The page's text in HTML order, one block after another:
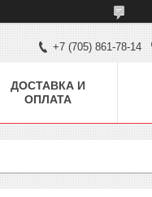
+7 (705) 861-78-14
ДОСТАВКА И
ОПЛАТА